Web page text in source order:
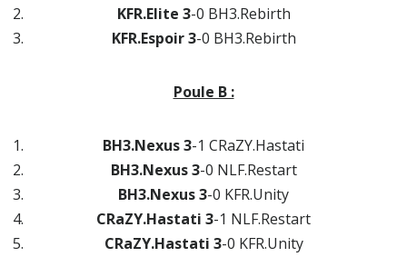
KFR.Elite 3-0 BH3.Rebirth
KFR.Espoir 3-0 BH3.Rebirth
Poule B :
BH3.Nexus 3-1 CRaZY.Hastati
BH3.Nexus 3-0 NLF.Restart
BH3.Nexus 3-0 KFR.Unity
CRaZY.Hastati 3-1 NLF.Restart
CRaZY.Hastati 3-0 KFR.Unity